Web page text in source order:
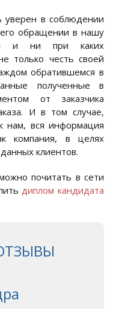
в соблюдении
обращении в нашу
и ни при каких
только честь своей
обратившемся в
полученные в
от заказчика
И в том случае,
нам, вся информация
компания, в целях
клиентов.
почитать в сети
диплом кандидата